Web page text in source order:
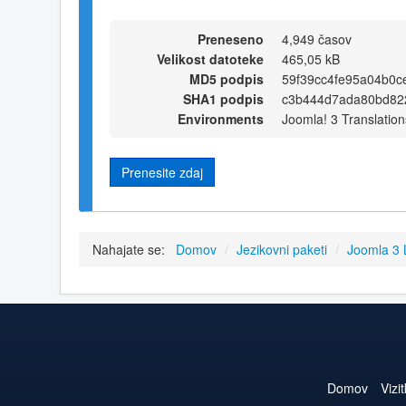
Preneseno
4,949 časov
Velikost datoteke
465,05 kB
MD5 podpis
SHA1 podpis
Environments
Joomla! 3
Prenesite zdaj
Nahajate se: Domov / Jezikovni paketi / Joomla 3
Domov